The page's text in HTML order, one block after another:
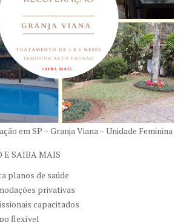
em SP – Granja Viana – Unidade Feminina
E SAIBA MAIS
planos de saúde
privativas
capacitados
flexível